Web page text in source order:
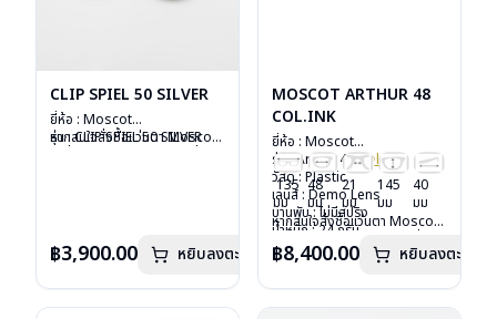
CLIP SPIEL 50 SILVER
ยี่ห้อ : Moscot
รุ่น : CLIP SPIEL 50 SILVER
การรับประกัน : 1 ปี
หากสนใจสั่งชื้อแว่นตา Moscot
฿3,900.00 หยิบลงตะกร้า
MOSCOT ARTHUR 48
COL.INK
ยี่ห้อ : Moscot
รุ่น : Arthur 48Col.ink
วัสดุ : Plastic
เลนส์ : Demo Lens
บานพับ : ไม่มีสปริง
น้ำหนัก : 24 กรัม
อุปกรณ์ : กล่องแว่น, กล่อง
กระดาษ, ผ้าเช็ดแว่น
การรับประกัน : 1 ปี
135
มม
48
มม
21
มม
145
มม
40
มม
หากสนใจสั่งชื้อแว่นตา Moscot
ลงไว้กรุณาติดต่อเราคลิก
฿8,400.00 หยิบลงตะกร้า